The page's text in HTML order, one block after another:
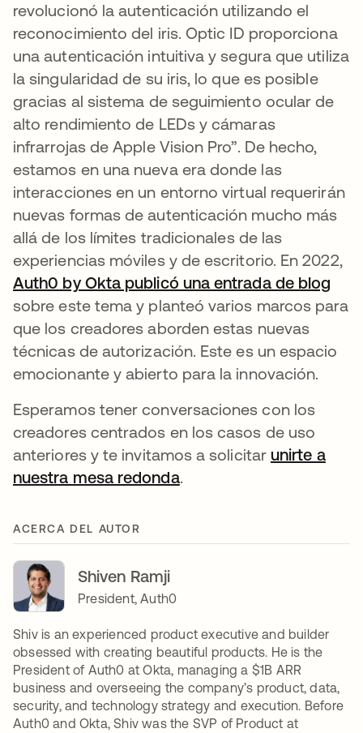
revolucionó la autenticación utilizando el
reconocimiento del iris. Optic ID proporciona
una autenticación intuitiva y segura que utiliza
la singularidad de su iris, lo que es posible
gracias al sistema de seguimiento ocular de
alto rendimiento de LEDs y cámaras
infrarrojas de Apple Vision Pro”. De hecho,
estamos en una nueva era donde las
interacciones en un entorno virtual requerirán
nuevas formas de autenticación mucho más
allá de los límites tradicionales de las
experiencias móviles y de escritorio. En 2022,
Auth0 by Okta publicó una entrada de blog
sobre este tema y planteó varios marcos para
que los creadores aborden estas nuevas
técnicas de autorización. Este es un espacio
emocionante y abierto para la innovación.
Esperamos tener conversaciones con los
creadores centrados en los casos de uso
anteriores y te invitamos a solicitarunirte a
nuestra mesa redondase abre en una pestaña
.
ACERCA DEL AUTOR
Shiven Ramji
President, Auth0
Shiv is an experienced product executive and builder
obsessed with creating beautiful products. He is the
President of Auth0 at Okta, managing a $1B ARR
business and overseeing the company’s product, data,
security, and technology strategy and execution. Before
Auth0 and Okta, Shiv was the SVP of Product at